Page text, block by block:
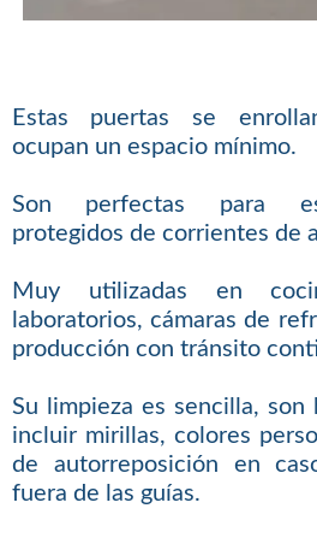
Estas puertas se
ocupan un espacio mínimo.
Son perfectas para
protegidos de corrientes de
Muy utilizadas en
laboratorios, cámaras de
producción con tránsito
Su limpieza es sencilla, son
incluir mirillas, colores
de autorreposición en
fuera de las guías.